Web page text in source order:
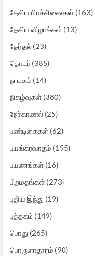
தேசிய பிரச்சினைகள்(163)
தேசிய விழாக்கள்(13)
தேர்தல்(23)
தொடர் (385)
நாடகம் (14)
நிகழ்வுகள்(380)
நேர்காணல்(25)
பண்டிகைகள்(62)
பயங்கரவாதம் (195)
பயணங்கள்(16)
பிறமதங்கள்(273)
புதிய இந்து (19)
புத்தகம் (149)
பொது (265)
பொருளாதாரம் (90)